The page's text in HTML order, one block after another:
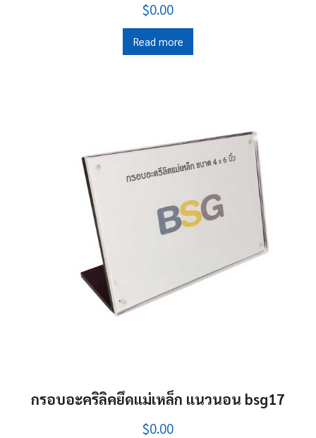
$0.00
Read more
กรอบอะคริลิคยึดแม่เหล็ก แนวนอน bsg17
$0.00